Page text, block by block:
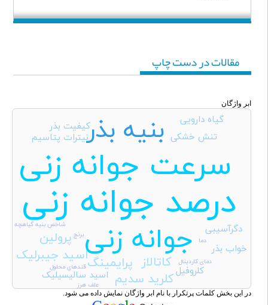
مقالات در دست چاپ
ابر واژگان
درصد جوانه زنی
سرعت جوانه زنی
جوانه زنی
بنیه بذر
پرایمینگ
کاتالاز
کلرید سدیم
اسید جیبرلیک
پرولین دگرآسیبی
اسید سالیسیلیک
نیترات پتاسیم
خواب بذر
تنش خشکی
کلروفیل
گیاه دارویی
کیفیت بذر
شاخص بنیه گیاهچه
دما
دمای کاردینال
برنج
قندهای محلول
علف هرز
در این بخش کلمات پرتکرار با نام ابر واژگان نمایش داده می شود.